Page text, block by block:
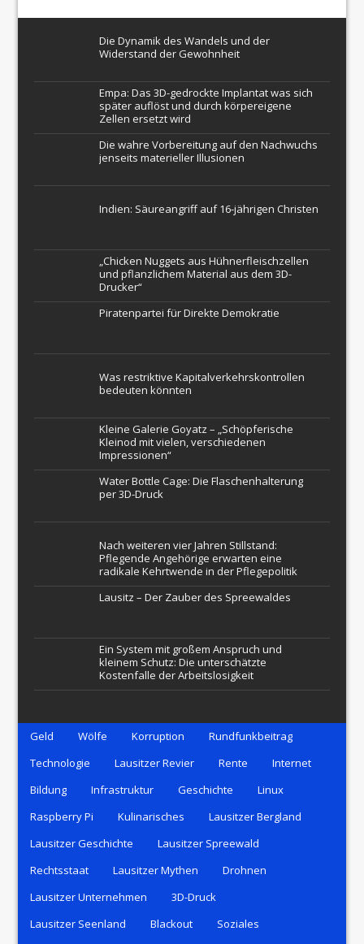
Die Dynamik des Wandels und der
Widerstand der Gewohnheit
Empa: Das 3D-gedrockte Implantat was sich
später auflöst und durch körpereigene
Zellen ersetzt wird
Die wahre Vorbereitung auf den Nachwuchs
jenseits materieller Illusionen
Indien: Säureangriff auf 16-jährigen Christen
„Chicken Nuggets aus Hühnerfleischzellen
und pflanzlichem Material aus dem 3D-
Drucker“
Piratenpartei für Direkte Demokratie
Was restriktive Kapitalverkehrskontrollen
bedeuten könnten
Kleine Galerie Goyatz – „Schöpferische
Kleinod mit vielen, verschiedenen
Impressionen“
Water Bottle Cage: Die Flaschenhalterung
per 3D-Druck
Nach weiteren vier Jahren Stillstand:
Pflegende Angehörige erwarten eine
radikale Kehrtwende in der Pflegepolitik
Lausitz – Der Zauber des Spreewaldes
Ein System mit großem Anspruch und
kleinem Schutz: Die unterschätzte
Kostenfalle der Arbeitslosigkeit
Geld Wölfe Korruption
Rundfunkbeitrag
Technologie
Lausitzer Revier Rente
Internet
Bildung
Infrastruktur Geschichte
Linux
Raspberry Pi
Kulinarisches
Lausitzer Bergland
Lausitzer Geschichte
Lausitzer Spreewald
Rechtsstaat
Lausitzer Mythen
Drohnen
Lausitzer Unternehmen
3D-Druck
Lausitzer Seenland
Blackout
Soziales